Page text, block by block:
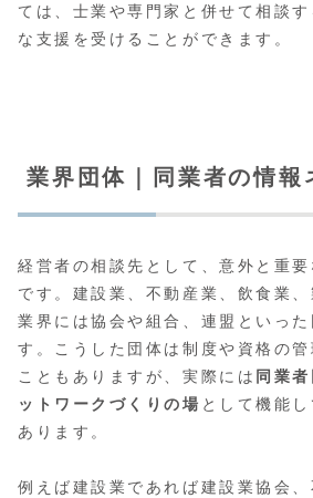
ては、士業や専門家と併せて相談
な支援を受けることができます。
業界団体｜同業者の情報
経営者の相談先として、意外と重要
です。建設業、不動産業、飲食業
業界には協会や組合、連盟といった
す。こうした団体は制度や資格の
こともありますが、実際には 同業
ットワークづくりの場 として機能
あります。
例えば建設業であれば建設業協会